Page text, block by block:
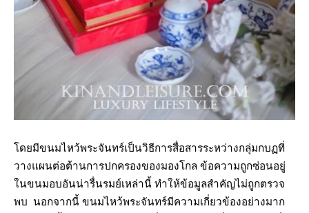
โดยมีขนมไหว้พระจันทร์เป็นวิธีการสื่อสารระหว่างกลุ่มกบฏที่
วางแผนต่อต้านการปกครองของมองโกล ข้อความถูกซ่อนอยู่
ในขนมอบอันน่ารื่นรมย์เหล่านี้ ทำให้ข้อมูลสำคัญไม่ถูกตรวจ
พบ นอกจากนี้ ขนมไหว้พระจันทร์มีความเกี่ยวข้องอย่างมาก